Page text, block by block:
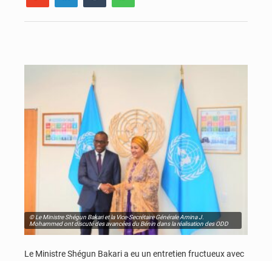
© Le Ministre Shégun Bakari et la Vice-Secrétaire Générale Amina J.
Mohammed ont discuté des avancées du Bénin dans la réalisation des ODD
Le Ministre Shégun Bakari a eu un entretien fructueux avec